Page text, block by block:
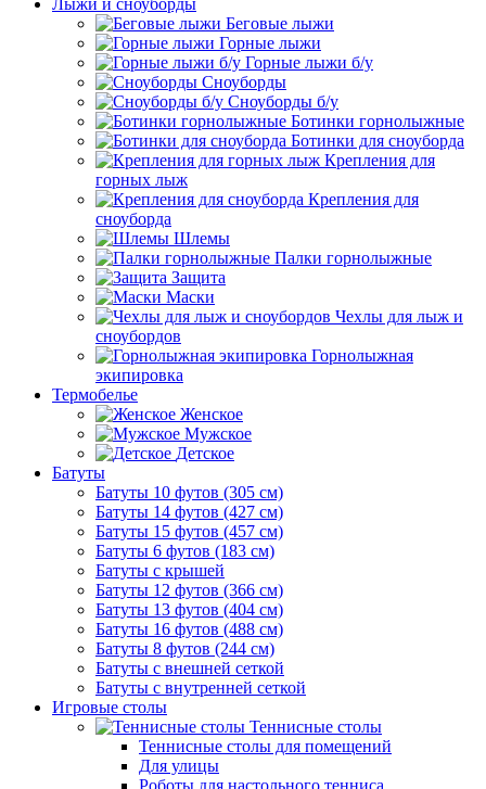
Лыжи и сноуборды
Беговые лыжи
Горные лыжи
Горные лыжи б/у
Сноуборды
Сноуборды б/у
Ботинки горнолыжные
Ботинки для сноуборда
Крепления для
горных лыж
Крепления для
сноуборда
Шлемы
Палки горнолыжные
Защита
Маски
Чехлы для лыж и
сноубордов
Горнолыжная
экипировка
Термобелье
Женское
Мужское
Детское
Батуты
Батуты 10 футов (305 см)
Батуты 14 футов (427 см)
Батуты 15 футов (457 см)
Батуты 6 футов (183 см)
Батуты с крышей
Батуты 12 футов (366 см)
Батуты 13 футов (404 см)
Батуты 16 футов (488 см)
Батуты 8 футов (244 см)
Батуты с внешней сеткой
Батуты с внутренней сеткой
Игровые столы
Теннисные столы
Теннисные столы для помещений
Для улицы
Роботы для настольного тенниса